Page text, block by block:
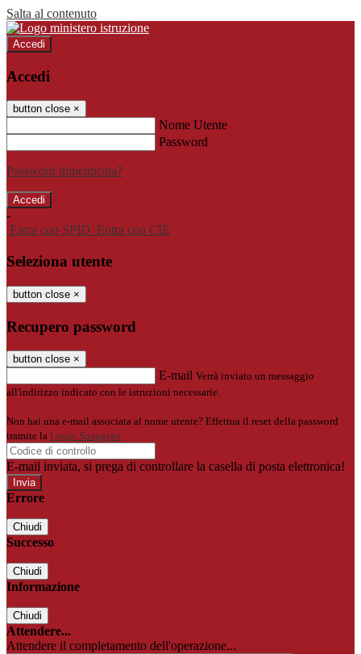
Salta al contenuto
Accedi
Accedi
button close ×
Nome Utente
Password
Password dimenticata?
-
Entra con SPID Entra con CIE
Seleziona utente
button close ×
Recupero password
button close ×
E-mail Verrà inviato un messaggio
all'indirizzo indicato con le istruzioni necessarie.
Non hai una e-mail associata al nome utente? Effettua il reset della password
tramite la Login Spaggiari
E-mail inviata, si prega di controllare la casella di posta elettronica!
Errore
Chiudi
Successo
Chiudi
Informazione
Chiudi
Attendere...
Attendere il completamento dell'operazione...